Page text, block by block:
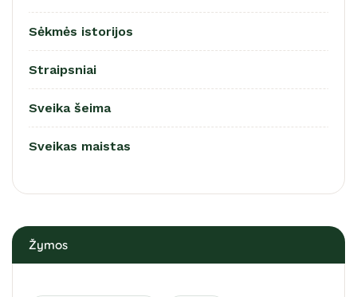
Sėkmės istorijos
Straipsniai
Sveika šeima
Sveikas maistas
Žymos